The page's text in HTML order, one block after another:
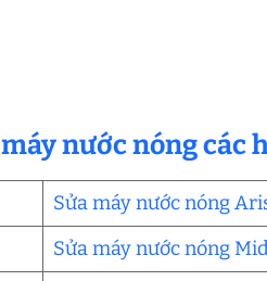
máy nước nóng
Sửa máy nước nóng
Sửa máy nước nóng